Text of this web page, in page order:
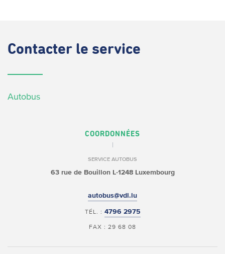
Contacter le service
Autobus
COORDONNÉES
SERVICE AUTOBUS
63 rue de BouillonL-1248 Luxembourg
autobus@vdl.lu
TÉL. : 4796 2975
FAX : 29 68 08